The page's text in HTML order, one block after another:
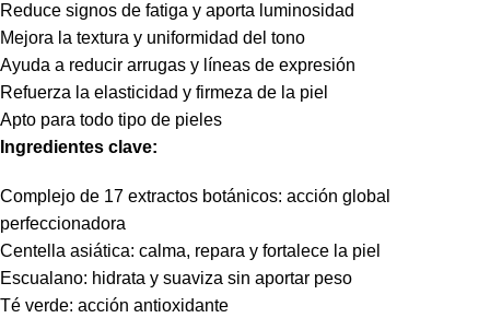
Reduce signos de fatiga y aporta luminosidad
Mejora la textura y uniformidad del tono
Ayuda a reducir arrugas y líneas de expresión
Refuerza la elasticidad y firmeza de la piel
Apto para todo tipo de pieles
Ingredientes clave:
Complejo de 17 extractos botánicos: acción global
perfeccionadora
Centella asiática: calma, repara y fortalece la piel
Escualano: hidrata y suaviza sin aportar peso
Té verde: acción antioxidante